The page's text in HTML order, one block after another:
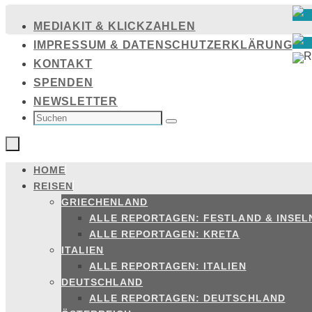
Inhalt
springen
MEDIAKIT & KLICKZAHLEN
IMPRESSUM & DATENSCHUTZERKLÄRUNG
KONTAKT
SPENDEN
NEWSLETTER
SUCHEN
NACH: Suchen
Zum
Inhalt
springen
HOME
REISEN
GRIECHENLAND
ALLE REPORTAGEN: FESTLAND &
ALLE REPORTAGEN: KRETA
ITALIEN
ALLE REPORTAGEN: ITALIEN
DEUTSCHLAND
ALLE REPORTAGEN: DEUTSCHLAND